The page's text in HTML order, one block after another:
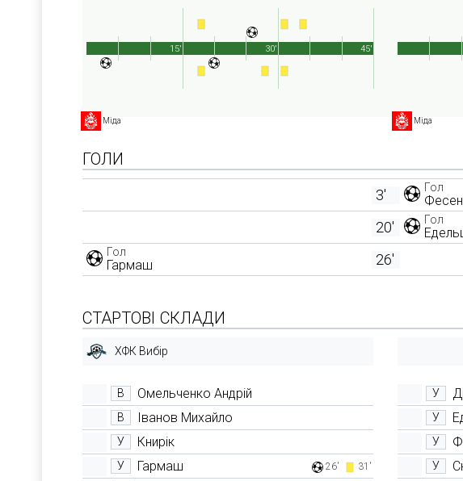
Міда
45'
15' 30'
Міда
ГОЛИ
3' Гол
20' Гол
Гол
Гармаш 26'
СТАРТОВІ СКЛАДИ
ХФК Вибір
В Омельченко Андрій
В Іванов Михайло
У Книрік
У Гармаш 26' 31'
У
У
У
У